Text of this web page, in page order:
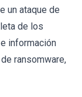
un ataque de
de los
información
ransomware,